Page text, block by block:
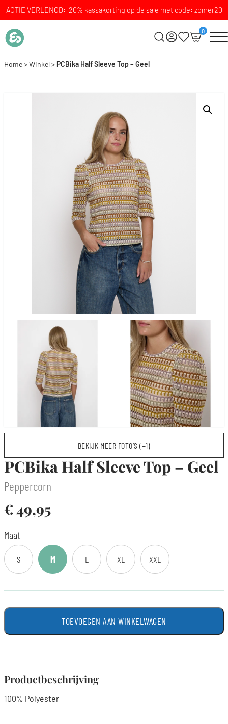
ACTIE VERLENGD: 20% kassakorting op de sale met code: zomer20
0
Home>Winkel> PCBika Half Sleeve Top – Geel
BEKIJK MEER FOTO’S (+1)
PCBika Half Sleeve Top – Geel
Peppercorn
€49,95
Maat
S M L XL XXL
TOEVOEGEN AAN WINKELWAGEN
Productbeschrijving
100% Polyester